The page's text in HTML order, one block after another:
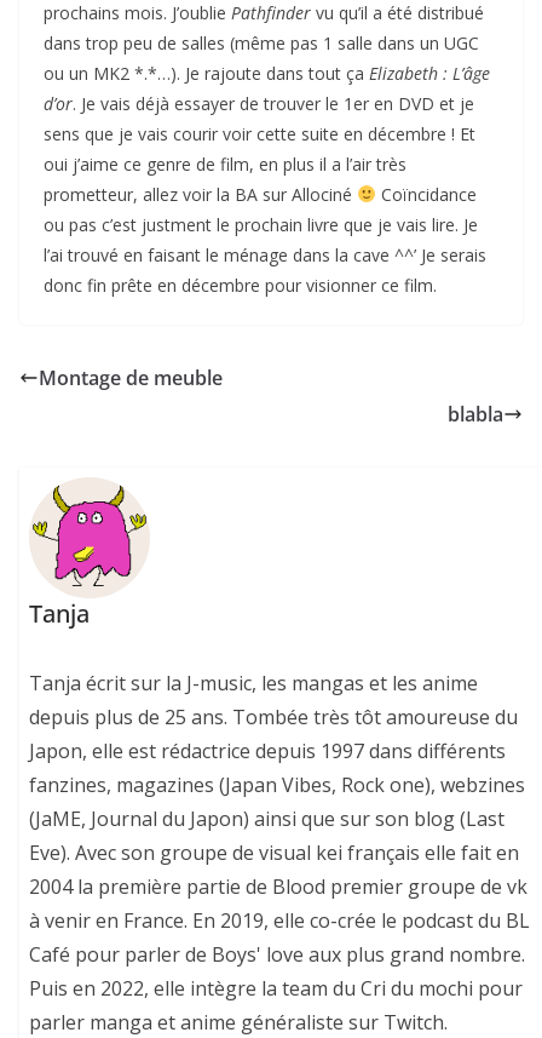
prochains mois. J’oublie Pathfinder vu qu’il a été distribué
dans trop peu de salles (même pas 1 salle dans un UGC
ou un MK2 *.*…). Je rajoute dans tout ça Elizabeth : L’âge
d’or. Je vais déjà essayer de trouver le 1er en DVD et je
sens que je vais courir voir cette suite en décembre ! Et
oui j’aime ce genre de film, en plus il a l’air très
prometteur, allez voir la BA sur Allociné
Coïncidance
ou pas c’est justment le prochain livre que je vais lire. Je
l’ai trouvé en faisant le ménage dans la cave ^^’ Je serais
donc fin prête en décembre pour visionner ce film.
Montage de meuble
blabla
Tanja
Tanja écrit sur la J-music, les mangas et les anime
depuis plus de 25 ans. Tombée très tôt amoureuse du
Japon, elle est rédactrice depuis 1997 dans différents
fanzines, magazines (Japan Vibes, Rock one), webzines
(JaME, Journal du Japon) ainsi que sur son blog (Last
Eve). Avec son groupe de visual kei français elle fait en
2004 la première partie de Blood premier groupe de vk
à venir en France. En 2019, elle co-crée le podcast du BL
Café pour parler de Boys' love aux plus grand nombre.
Puis en 2022, elle intègre la team du Cri du mochi pour
parler manga et anime généraliste sur Twitch.